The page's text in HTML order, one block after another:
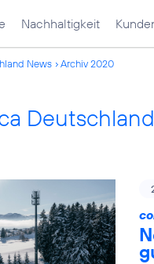
Nachhaltigkeit
News Archiv 2020